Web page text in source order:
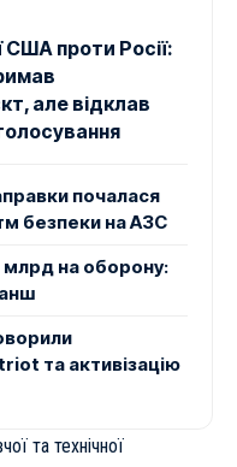
США проти Росії:
але відклав
почалася
безпеки на АЗС
млрд на оборону:
та активізацію
та технічної